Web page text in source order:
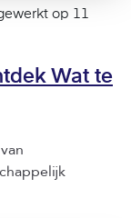
op 11
Wat te